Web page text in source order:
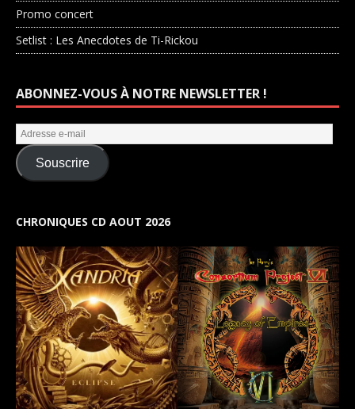
Promo concert
Setlist : Les Anecdotes de Ti-Rickou
ABONNEZ-VOUS À NOTRE NEWSLETTER !
Souscrire
CHRONIQUES CD AOUT 2026